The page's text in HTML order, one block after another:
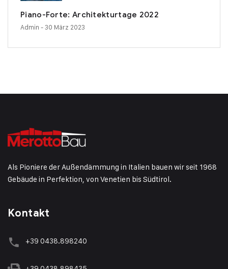
Piano-Forte: Architekturtage 2022
Admin - 30 März 2023
Als Pioniere der Außendämmung in Italien bauen wir seit 1968
Gebäude in Perfektion, von Venetien bis Südtirol.
Kontakt
+39 0438.898240